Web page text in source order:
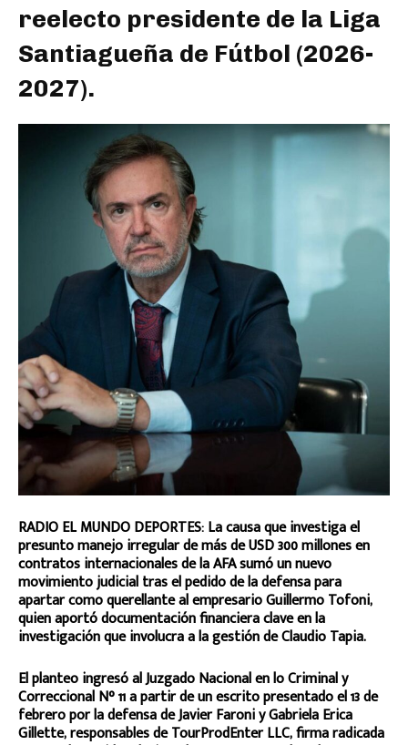
reelecto presidente de la Liga
Santiagueña de Fútbol (2026-
2027).
RADIO EL MUNDO DEPORTES: La causa que investiga el
presunto manejo irregular de más de USD 300 millones en
contratos internacionales de la AFA sumó un nuevo
movimiento judicial tras el pedido de la defensa para
apartar como querellante al empresario Guillermo Tofoni,
quien aportó documentación financiera clave en la
investigación que involucra a la gestión de Claudio Tapia.
El planteo ingresó al Juzgado Nacional en lo Criminal y
Correccional N° 11 a partir de un escrito presentado el 13 de
febrero por la defensa de Javier Faroni y Gabriela Erica
Gillette, responsables de TourProdEnter LLC, firma radicada